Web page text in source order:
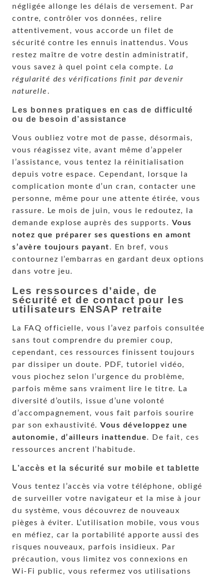
négligée allonge les délais de versement. Par
contre, contrôler vos données, relire
attentivement, vous accorde un filet de
sécurité contre les ennuis inattendus. Vous
restez maître de votre destin administratif,
vous savez à quel point cela compte. La
régularité des vérifications finit par devenir
naturelle .
Les bonnes pratiques en cas de difficulté
ou de besoin d’assistance
Vous oubliez votre mot de passe, désormais,
vous réagissez vite, avant même d’appeler
l’assistance, vous tentez la réinitialisation
depuis votre espace. Cependant, lorsque la
complication monte d’un cran, contacter une
personne, même pour une attente étirée, vous
rassure. Le mois de juin, vous le redoutez, la
demande explose auprès des supports. Vous
notez que préparer ses questions en amont
s’avère toujours payant. En bref, vous
contournez l’embarras en gardant deux options
dans votre jeu.
Les ressources d’aide, de
sécurité et de contact pour les
utilisateurs ENSAP retraite
La FAQ officielle, vous l’avez parfois consultée
sans tout comprendre du premier coup,
cependant, ces ressources finissent toujours
par dissiper un doute. PDF, tutoriel vidéo,
vous piochez selon l’urgence du problème,
parfois même sans vraiment lire le titre. La
diversité d’outils, issue d’une volonté
d’accompagnement, vous fait parfois sourire
par son exhaustivité. Vous développez une
autonomie, d’ailleurs inattendue. De fait, ces
ressources ancrent l’habitude.
L’accès et la sécurité sur mobile et tablette
Vous tentez l’accès via votre téléphone, obligé
de surveiller votre navigateur et la mise à jour
du système, vous découvrez de nouveaux
pièges à éviter. L’utilisation mobile, vous vous
en méfiez, car la portabilité apporte aussi des
risques nouveaux, parfois insidieux. Par
précaution, vous limitez vos connexions en
Wi-Fi public, vous refermez vos utilisations